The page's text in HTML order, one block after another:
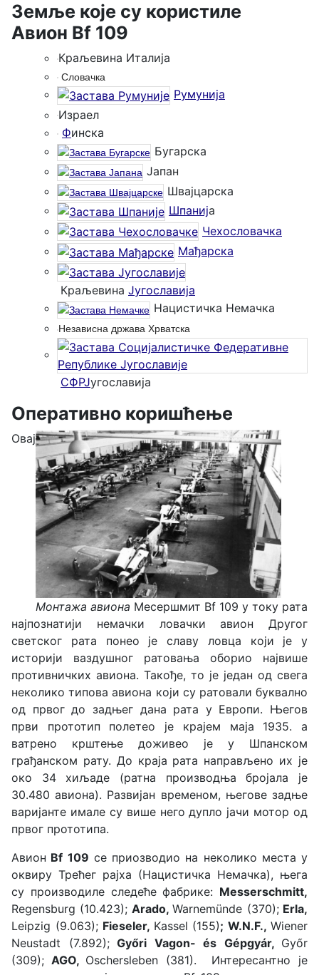
Земље које су користиле
Авион Bf 109
Краљевина Италија
Словачка
Румунија
Израел
Финска
Бугарска
Јапан
Швајцарска
Шпанијa
Чехословачка
Мађарска
Краљевина Југославија
Нацистичка Немачка
Независна држава Хрватска
СФРЈугославија
Оперативно коришћење
Монтажа авиона Месершмит Bf 109 у току рата
Овај
најпознатији немачки ловачки авион Другог
светског рата понео је славу ловца који је у
историји ваздушног ратовања оборио највише
противничких авиона. Такође, то је један од свега
неколико типова авиона који су ратовали буквално
од првог до задњег дана рата у Европи. Његов
први прототип полетео је крајем маја 1935. а
ватрено крштење доживео је у Шпанском
грађанском рату. До краја рата направљено их је
око 34 хиљаде (ратна производња бројала је
30.480 авиона). Развијан временом, његове задње
варијанте имале су више него дупло јачи мотор од
првог прототипа.
Авион Bf 109 се приозводио на неколико места у
оквиру Трећег рајха (Нацистичка Немачка), њега
су производиле следеће фабрике: Messerschmitt,
Regensburg (10.423); Arado,Warnemünde (370);Erla,
Leipzig (9.063);Fieseler, Kassel (155); W.N.F.,Wiener
Neustadt (7.892);Győri Vagon- és Gépgyár, Győr
(309); AGO, Oschersleben (381). Интересантно је